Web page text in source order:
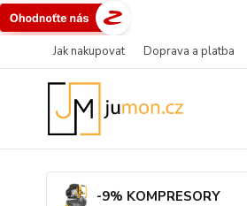
Jak nakupovat Doprava a platba
-9% KOMPRESORY